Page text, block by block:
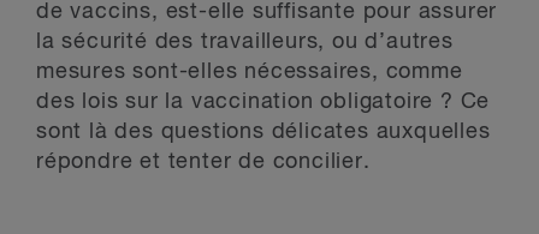
de vaccins, est-elle suffisante pour assurer
la sécurité des travailleurs, ou d’autres
mesures sont-elles nécessaires, comme
des lois sur la vaccination obligatoire ? Ce
sont là des questions délicates auxquelles
répondre et tenter de concilier.